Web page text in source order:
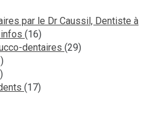
Count
par le Dr Caussil, Dentiste à
(16)Articles Count
dentaires (29)Articles Count
Articles Count
Articles Count
(17)Articles Count